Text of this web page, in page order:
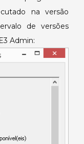
na versão
de versões
Admin: